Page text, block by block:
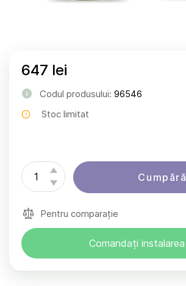
647 lei
Codul produsului: 96546
Stoc limitat
Cumpără
Pentru comparație
Comandați instalarea